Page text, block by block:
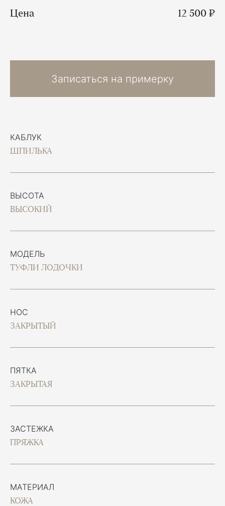
КАБЛУК
ШПИЛЬКА
ВЫСОТА
ВЫСОКИЙ
МОДЕЛЬ
ТУФЛИ ЛОДОЧКИ
НОС
ЗАКРЫТЫЙ
ПЯТКА
ЗАКРЫТАЯ
ЗАСТЕЖКА
ПРЯЖКА
МАТЕРИАЛ
КОЖА
Цена 12 500 ₽
Записаться на примерку